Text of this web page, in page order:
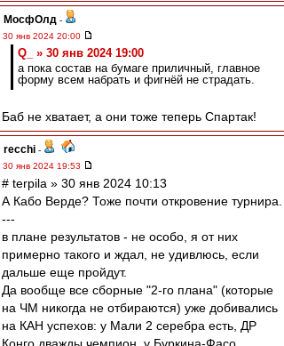
МосфОлд -
30 янв 2024 20:00
Q_ » 30 янв 2024 19:00
а пока состав на бумаге приличный, главное
форму всем набрать и фигнёй не страдать.
Баб не хватает, а они тоже теперь Спартак!
recchi -
30 янв 2024 19:53
# terpila » 30 янв 2024 10:13
А Кабо Верде? Тоже почти откровение турнира.
---
в плане результатов - не особо, я от них
примерно такого и ждал, не удивлюсь, если
дальше еще пройдут.
Да вообще все сборные "2-го плана" (которые
на ЧМ никогда не отбираются) уже добивались
на КАН успехов: у Мали 2 серебра есть, ДР